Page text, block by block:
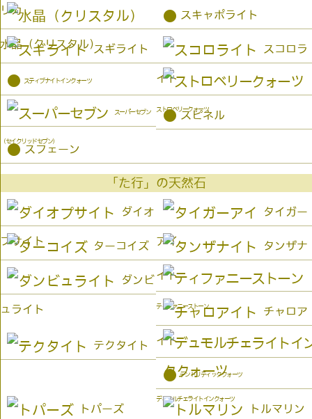
リカ
水晶（クリスタル）
● スキャポライト
スギライト スコロラ
イト
● スティブナイトインクォーツ
ストロベリークォーツ
スーパーセブン
（セイクリッドセブン）
● スピネル
● スフェーン
「た行」の天然石
ダイオ
プサイト
タイガー
アイ
ターコイズ タンザナ
イト
ダンビ
ュライト ティファニーストーン チャロア
イト
テクタイト
デュモルチェライトインクォーツ
● デンドリティッククォーツ
トパーズ トルマリン